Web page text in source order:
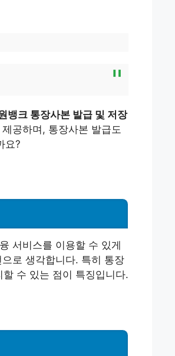
뱅크 통장사본 발급 및 저장
공하며, 통장사본 발급도
요?
서비스를 이용할 수 있게
로 생각합니다. 특히 통장
수 있는 점이 특징입니다.